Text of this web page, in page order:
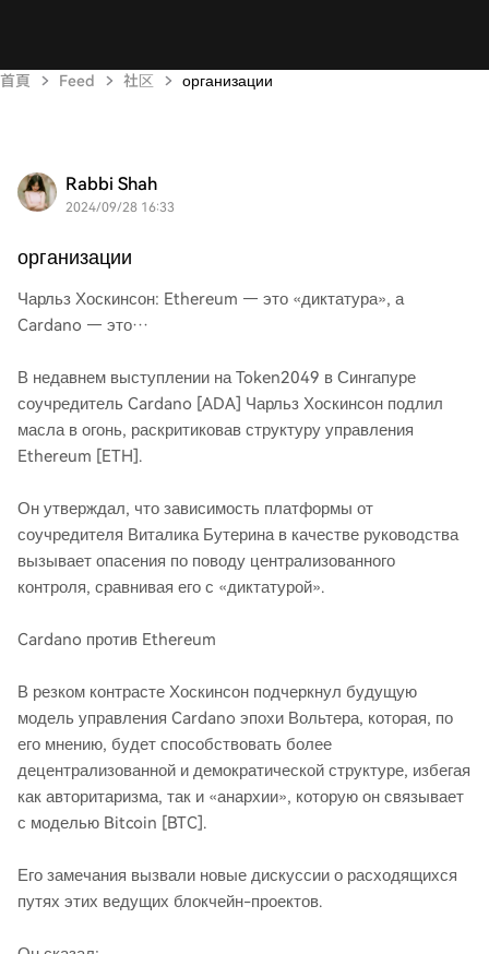
首頁 Feed 社区 организации
Rabbi Shah
2024/09/28 16:33
организации
Чарльз Хоскинсон: Ethereum — это «диктатура», а
Cardano — это…
В недавнем выступлении на Token2049 в Сингапуре
соучредитель Cardano [ADA] Чарльз Хоскинсон подлил
масла в огонь, раскритиковав структуру управления
Ethereum [ETH].
Он утверждал, что зависимость платформы от
соучредителя Виталика Бутерина в качестве руководства
вызывает опасения по поводу централизованного
контроля, сравнивая его с «диктатурой».
Cardano против Ethereum
В резком контрасте Хоскинсон подчеркнул будущую
модель управления Cardano эпохи Вольтера, которая, по
его мнению, будет способствовать более
децентрализованной и демократической структуре, избегая
как авторитаризма, так и «анархии», которую он связывает
с моделью Bitcoin [BTC].
Его замечания вызвали новые дискуссии о расходящихся
путях этих ведущих блокчейн-проектов.